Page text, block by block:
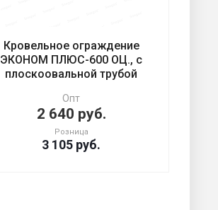
Кровельное ограждение
ЭКОНОМ ПЛЮС-600 ОЦ., с
плоскоовальной трубой
Опт
2 640 руб.
Розница
3 105 руб.